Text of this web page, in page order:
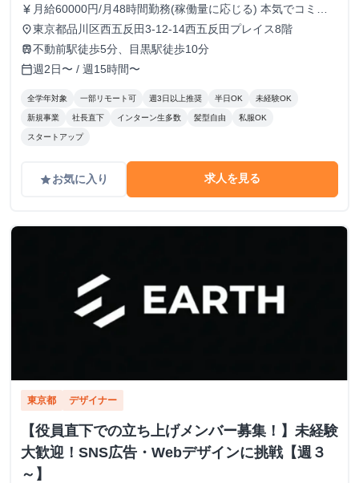
currency_yen 月給60000円/月48時間勤務(稼働量に応じる) 本気でコミッ
トすれば、学生でも圧倒的な実績と報酬を得られる環境で
す！
place東京都品川区西五反田3-12-14西五反田プレイス8階
train不動前駅徒歩5分、目黒駅徒歩10分
calendar_today週2日〜 / 週15時間〜
全学年対象 一部リモート可 週3日以上推奨 半日OK 未経験OK
新規事業 社長直下 インターン生多数 髪型自由 私服OK
スタートアップ
gradeお気に入り 求人を見る
東京都 デザイナー
【役員直下での立ち上げメンバー募集！】未経験
大歓迎！SNS広告・Webデザインに挑戦【週３
～】